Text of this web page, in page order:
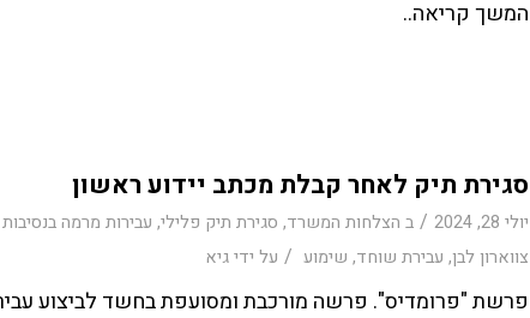
המשך קריאה..
סגירת תיק לאחר קבלת מכתב יידוע ראשון
יולי 28, 2024 / ב הצלחות המשרד, סגירת תיק פלילי, עבירות מרמה
צווארון לבן, עבירת שוחד, שימוע / על ידיגיא
פרשת "פרומדיס". פרשה מורכבת ומסועפת בחשד לביצוע